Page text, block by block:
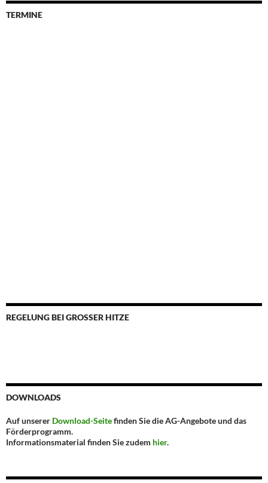
TERMINE
REGELUNG BEI GROSSER HITZE
DOWNLOADS
Auf unserer Download-Seitefinden Sie die AG-Angebote und das
Förderprogramm.
Informationsmaterial finden Sie zudem hier.